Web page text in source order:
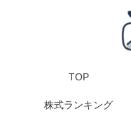
TOP
株式ランキング